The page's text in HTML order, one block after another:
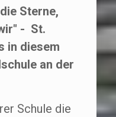
Sterne,
- St.
in diesem
an der
Schule die